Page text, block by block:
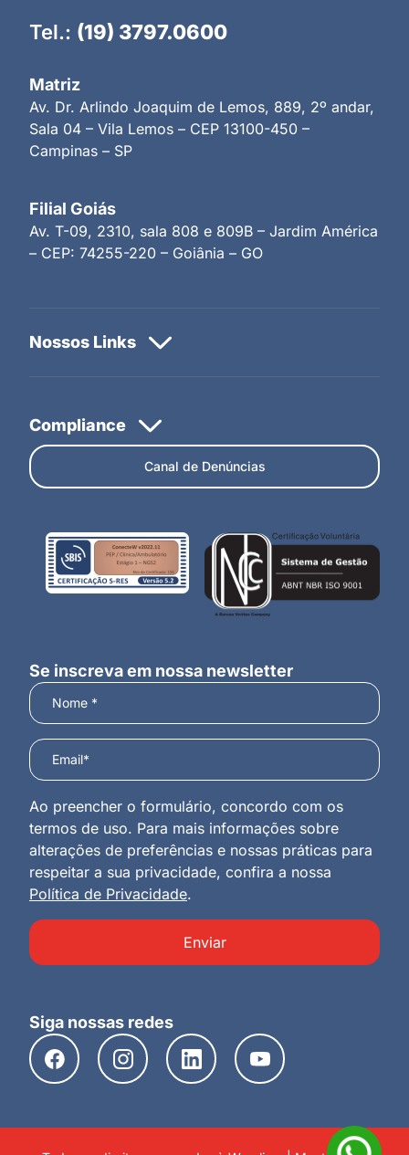
Tel.: (19) 3797.0600
Matriz
Av. Dr. Arlindo Joaquim de Lemos, 889, 2º andar,
Sala 04 – Vila Lemos – CEP 13100-450 –
Campinas – SP
Filial Goiás
Av. T-09, 2310, sala 808 e 809B – Jardim América
– CEP: 74255-220 – Goiânia – GO
Canal de Denúncias
Se inscreva em nossa newsletter
Ao preencher o formulário, concordo com os
termos de uso. Para mais informações sobre
alterações de preferências e nossas práticas para
respeitar a sua privacidade, confira a nossa
Política de Privacidade.
Enviar
Siga nossas redes